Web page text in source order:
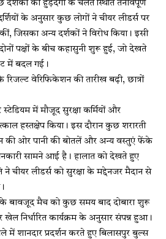
की हुड़दंगी के चलते स्थिति तनावपूर्ण
के अनुसार कुछ लोगों ने चीयर लीडर्स पर
कीं, जिसका अन्य दर्शकों ने विरोध किया। इसी
पक्षों के बीच कहासुनी शुरू हुई, जो देखते
में बदल गई।
रिजल्ट वेरिफिकेशन की तारीख बढ़ी, छात्रों
स्टेडियम में मौजूद सुरक्षा कर्मियों और
हस्तक्षेप किया। इस दौरान कुछ शरारती
की ओर पानी की बोतलें और अन्य वस्तुएं फेंके
सामने आई है। हालात को देखते हुए
चीयर लीडर्स को सुरक्षा के मद्देनजर मैदान से
के बावजूद मैच को कुछ समय बाद दोबारा शुरू
खेल निर्धारित कार्यक्रम के अनुसार संपन्न हुआ।
में शानदार प्रदर्शन करते हुए बिलासपुर बुल्स